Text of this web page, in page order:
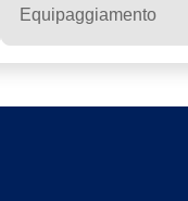
Equipaggiamento